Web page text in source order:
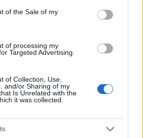
of the Sale of my
of processing my
Targeted Advertising.
of Collection, Use,
and/or Sharing of my
Is Unrelated with the
it was collected.
πληρωμών, δίνεται
την επομένη της ημερομηνίας
προκειμένου να δηλώσουν
στον οποίο επιθυμούν να
έπαθλο, στην εφαρμογή
πληροφόρησης του
αντιστοιχεί στο χρηματικό
μετά τη δήλωση του
δηλωθεί λογαριασμός πληρωμών